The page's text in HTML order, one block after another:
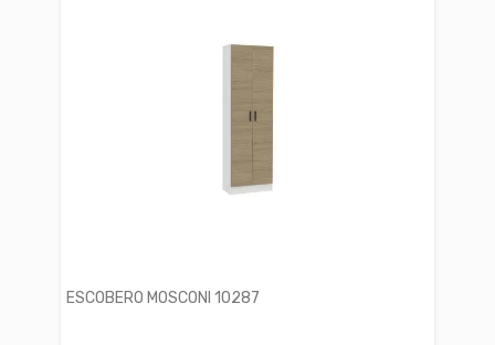
ESCOBERO MOSCONI 10287